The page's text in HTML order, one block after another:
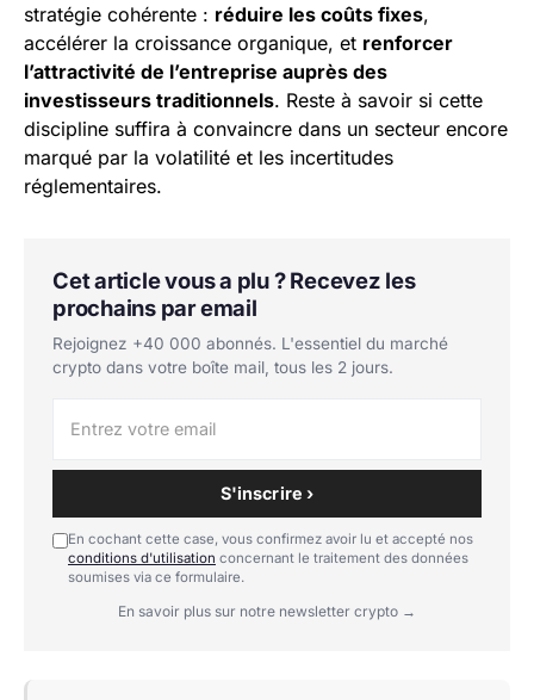
stratégie cohérente : réduire les coûts fixes,
accélérer la croissance organique, et renforcer
l’attractivité de l’entreprise auprès des
investisseurs traditionnels. Reste à savoir si cette
discipline suffira à convaincre dans un secteur encore
marqué par la volatilité et les incertitudes
réglementaires.
Cet article vous a plu ? Recevez les
prochains par email
Rejoignez +40 000 abonnés. L'essentiel du marché
crypto dans votre boîte mail, tous les 2 jours.
S'inscrire ›
En cochant cette case, vous confirmez avoir lu et accepté nos
conditions d'utilisation concernant le traitement des données
soumises via ce formulaire.
En savoir plus sur notre newsletter crypto →